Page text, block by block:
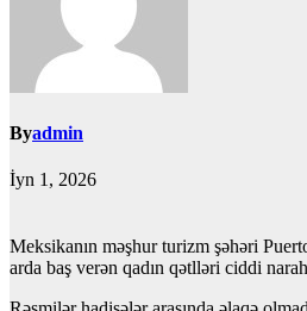
Byadmin
İyn 1, 2026
Meksikanın məşhur turizm şəhəri
arda baş verən qadın qətlləri ciddi